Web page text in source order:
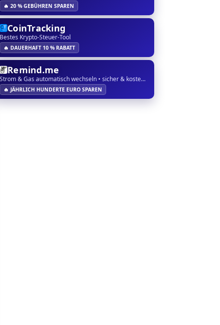
🔥 20 % GEBÜHREN SPAREN
CoinTracking
Bestes Krypto-Steuer-Tool
🔥 DAUERHAFT 10 % RABATT
Remind.me
Strom & Gas automatisch wechseln • sicher & kostenlos
🔥 JÄHRLICH HUNDERTE EURO SPAREN